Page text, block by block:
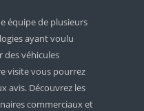
équipe de plusieurs
ayant voulu
des véhicules
visite vous pourrez
avis. Découvrez les
commerciaux et